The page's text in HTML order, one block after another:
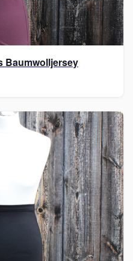
Baumwolljersey